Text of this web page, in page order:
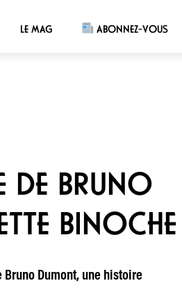
LE MAG ABONNEZ-VOUS
DE BRUNO
BINOCHE
Bruno Dumont, une histoire